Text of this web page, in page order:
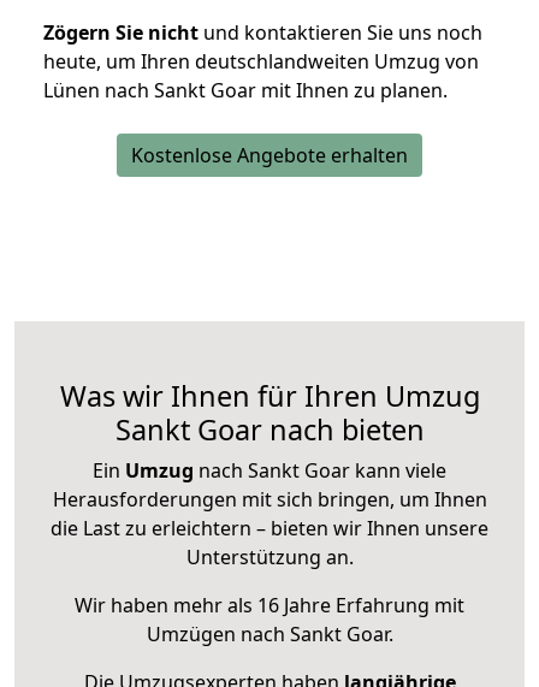
Zögern Sie nicht und kontaktieren Sie uns noch
heute, um Ihren deutschlandweiten Umzug von
Lünen nach Sankt Goar mit Ihnen zu planen.
Kostenlose Angebote erhalten
Was wir Ihnen für Ihren Umzug
Sankt Goar nach bieten
Ein Umzug nach Sankt Goar kann viele
Herausforderungen mit sich bringen, um Ihnen
die Last zu erleichtern – bieten wir Ihnen unsere
Unterstützung an.
Wir haben mehr als 16 Jahre Erfahrung mit
Umzügen nach Sankt Goar.